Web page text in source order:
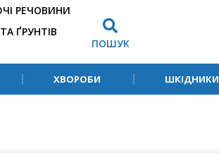
РЕЧОВИНИ
ҐРУНТІВ
ПОШУК
ХВОРОБИ ШКІДНИКИ